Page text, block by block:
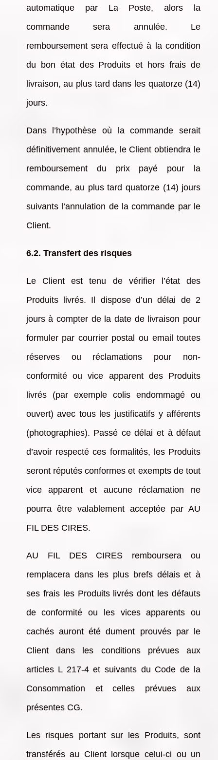
automatique par La Poste, alors la
commande sera annulée. Le
remboursement sera effectué à la condition
du bon état des Produits et hors frais de
livraison, au plus tard dans les quatorze (14)
jours.
Dans l’hypothèse où la commande serait
définitivement annulée, le Client obtiendra le
remboursement du prix payé pour la
commande, au plus tard quatorze (14) jours
suivants l’annulation de la commande par le
Client.
6.2. Transfert des risques
Le Client est tenu de vérifier l’état des
Produits livrés. Il dispose d’un délai de 2
jours à compter de la date de livraison pour
formuler par courrier postal ou email toutes
réserves ou réclamations pour non-
conformité ou vice apparent des Produits
livrés (par exemple colis endommagé ou
ouvert) avec tous les justificatifs y afférents
(photographies). Passé ce délai et à défaut
d’avoir respecté ces formalités, les Produits
seront réputés conformes et exempts de tout
vice apparent et aucune réclamation ne
pourra être valablement acceptée par AU
FIL DES CIRES.
AU FIL DES CIRES remboursera ou
remplacera dans les plus brefs délais et à
ses frais les Produits livrés dont les défauts
de conformité ou les vices apparents ou
cachés auront été dument prouvés par le
Client dans les conditions prévues aux
articles L 217-4 et suivants du Code de la
Consommation et celles prévues aux
présentes CG.
Les risques portant sur les Produits, sont
transférés au Client lorsque celui-ci ou un